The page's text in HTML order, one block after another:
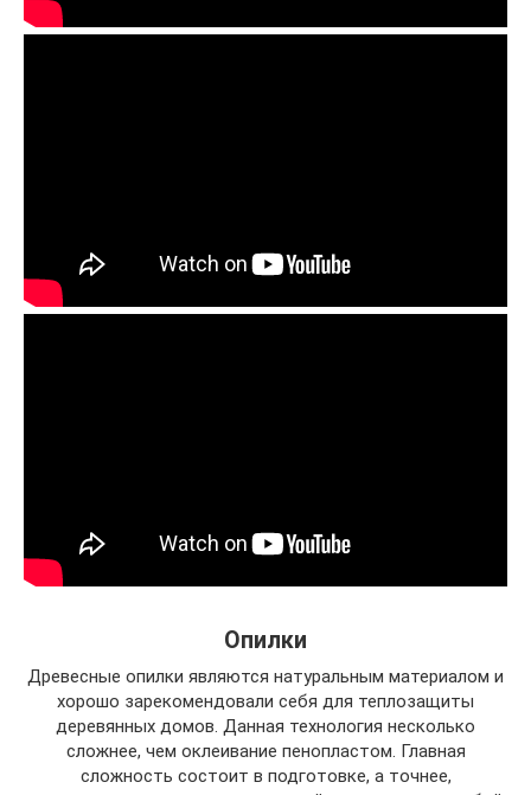
Опилки
Древесные опилки являются натуральным материалом и
хорошо зарекомендовали себя для теплозащиты
деревянных домов. Данная технология несколько
сложнее, чем оклеивание пенопластом. Главная
сложность состоит в подготовке, а точнее,